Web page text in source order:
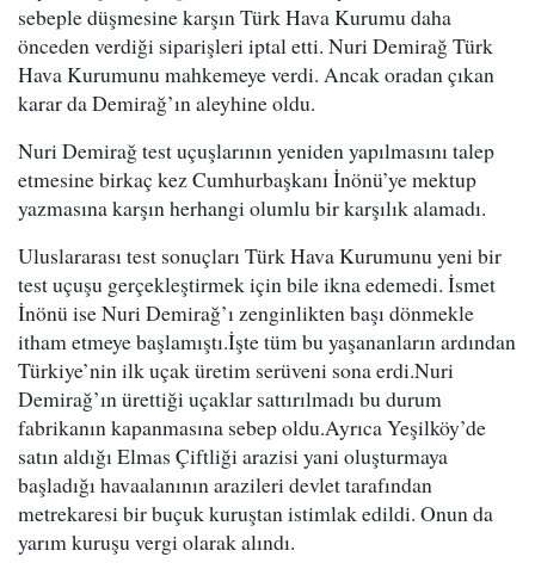
sebeple düşmesine karşın Türk Hava Kurumu daha
önceden verdiği siparişleri iptal etti. Nuri Demirağ Türk
Hava Kurumunu mahkemeye verdi. Ancak oradan çıkan
karar da Demirağ’ın aleyhine oldu.
Nuri Demirağ test uçuşlarının yeniden yapılmasını talep
etmesine birkaç kez Cumhurbaşkanı İnönü’ye mektup
yazmasına karşın herhangi olumlu bir karşılık alamadı.
Uluslararası test sonuçları Türk Hava Kurumunu yeni bir
test uçuşu gerçekleştirmek için bile ikna edemedi. İsmet
İnönü ise Nuri Demirağ’ı zenginlikten başı dönmekle
itham etmeye başlamıştı.İşte tüm bu yaşananların ardından
Türkiye’nin ilk uçak üretim serüveni sona erdi.Nuri
Demirağ’ın ürettiği uçaklar sattırılmadı bu durum
fabrikanın kapanmasına sebep oldu.Ayrıca Yeşilköy’de
satın aldığı Elmas Çiftliği arazisi yani oluşturmaya
başladığı havaalanının arazileri devlet tarafından
metrekaresi bir buçuk kuruştan istimlak edildi. Onun da
yarım kuruşu vergi olarak alındı.